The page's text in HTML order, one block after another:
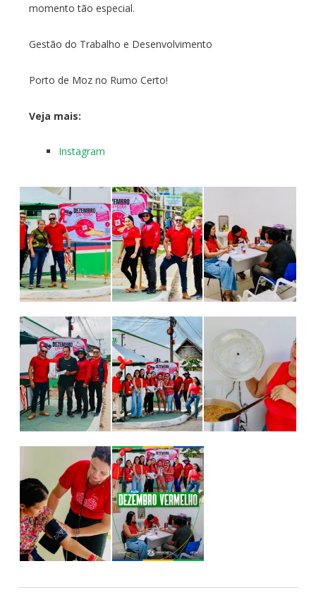
momento tão especial.
Gestão do Trabalho e Desenvolvimento
Porto de Moz no Rumo Certo!
Veja mais:
Instagram